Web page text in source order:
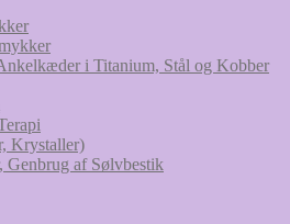
i Titanium, Stål og Kobber
Krystaller)
Genbrug af Sølvbestik